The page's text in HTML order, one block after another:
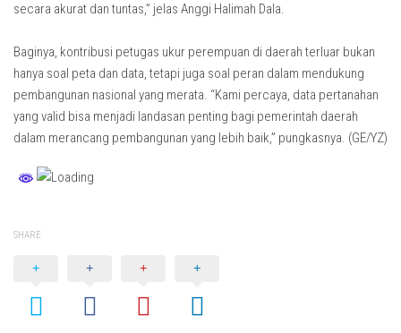
secara akurat dan tuntas,” jelas Anggi Halimah Dala.
Baginya, kontribusi petugas ukur perempuan di daerah terluar bukan
hanya soal peta dan data, tetapi juga soal peran dalam mendukung
pembangunan nasional yang merata. “Kami percaya, data pertanahan
yang valid bisa menjadi landasan penting bagi pemerintah daerah
dalam merancang pembangunan yang lebih baik,” pungkasnya. (GE/YZ)
SHARE